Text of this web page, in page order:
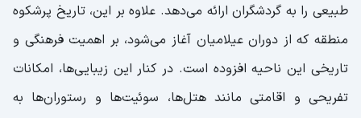
طبیعی را به گردشگران ارائه می‌دهد. علاوه بر این، تاریخ پرشکوه
منطقه که از دوران عیلامیان آغاز می‌شود، بر اهمیت فرهنگی و
تاریخی این ناحیه افزوده است. در کنار این زیبایی‌ها، امکانات
تفریحی و اقامتی مانند هتل‌ها، سوئیت‌ها و رستوران‌ها به